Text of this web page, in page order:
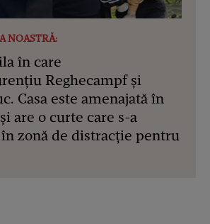
NOASTRĂ:
în care
Reghecampf și
Casa este amenajată în
are o curte care s-a
zonă de distracție pentru